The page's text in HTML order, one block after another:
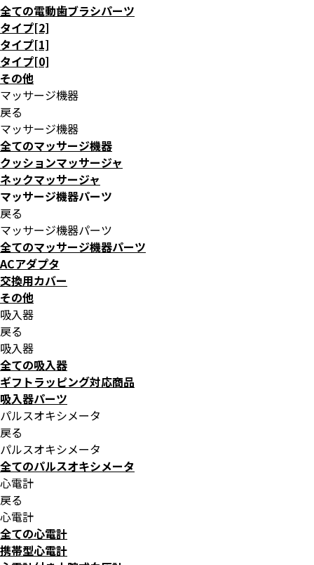
全ての電動歯ブラシパーツ
タイプ[2]
タイプ[1]
タイプ[0]
その他
マッサージ機器
戻る
マッサージ機器
全てのマッサージ機器
クッションマッサージャ
ネックマッサージャ
マッサージ機器パーツ
戻る
マッサージ機器パーツ
全てのマッサージ機器パーツ
ACアダプタ
交換用カバー
その他
吸入器
戻る
吸入器
全ての吸入器
ギフトラッピング対応商品
吸入器パーツ
パルスオキシメータ
戻る
パルスオキシメータ
全てのパルスオキシメータ
心電計
戻る
心電計
全ての心電計
携帯型心電計